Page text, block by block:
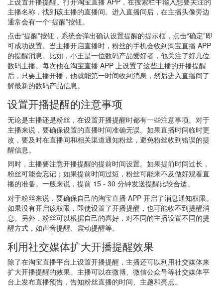
主播名称，找到该主播的直播间。进入直播间后，在主播头像旁边
通常会有一个“提醒”按钮。
点击“提醒”按钮，系统会弹出确认设置提醒的提示框，点击“确定”即
可成功设置。当主播开启直播时，粉丝的手机会收到淘宝直播 APP
的提醒消息。比如，小王是一位数码产品爱好者，他关注了好几位
数码主播。每次他在淘宝直播 APP 上设置了这些主播的开播提醒
后，只要主播开播，他就能第一时间收到消息，然后进入直播间了
解最新的数码产品信息。
设置开播提醒的注意事项
无论是主播还是粉丝，在设置开播提醒时都有一些注意事项。对于
主播来说，要确保设置的直播时间准确无误。如果直播时间临时更
改，要及时在直播间和相关渠道通知粉丝，避免粉丝收到错误的提
醒信息。
同时，主播要注意开播提醒的提前时间设置。如果提前时间过长，
粉丝可能会忘记；如果提前时间过短，粉丝可能来不及做好观看直
播的准备。一般来说，提前 15 - 30 分钟发送提醒比较合适。
对于粉丝来说，要确保自己的淘宝直播 APP 开启了消息通知权限。
如果没有开启该权限，即使设置了开播提醒，也可能收不到提醒消
息。另外，粉丝可以根据自己的喜好，对不同的主播设置不同的提
醒方式，如声音提醒、震动提醒等。
利用社交媒体扩大开播提醒效果
除了在淘宝直播平台上设置开播提醒，主播还可以利用社交媒体来
扩大开播提醒的效果。主播可以在微博、微信公众号等社交媒体平
台上发布直播预告，告知粉丝直播的时间、主题和亮点。